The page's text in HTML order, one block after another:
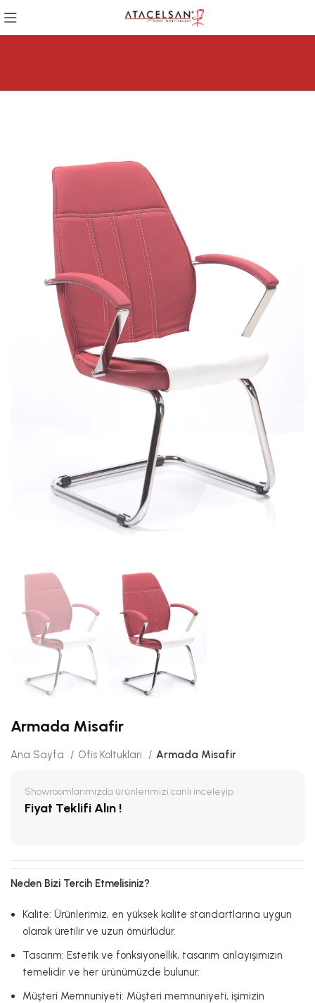
Armada Misafir
Ana Sayfa Ofis Koltukları Armada Misafir
Showroomlarımızda ürünlerimizi canlı inceleyip
Fiyat Teklifi Alın !
Neden Bizi Tercih Etmelisiniz?
Kalite: Ürünlerimiz, en yüksek kalite standartlarına uygun
olarak üretilir ve uzun ömürlüdür.
Tasarım: Estetik ve fonksiyonellik, tasarım anlayışımızın
temelidir ve her ürünümüzde bulunur.
Müşteri Memnuniyeti: Müşteri memnuniyeti, işimizin